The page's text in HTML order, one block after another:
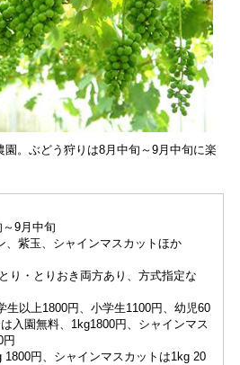
。ぶどう狩りは8月中旬～9月中旬に楽
9月中旬
、紫玉、シャインマスカットほか
り・とりおき両方あり、方式指定な
生以上1800円、小学生1100円、幼児60
入園無料、1kg1800円、シャインマス
1800円、シャインマスカットは1kg 20